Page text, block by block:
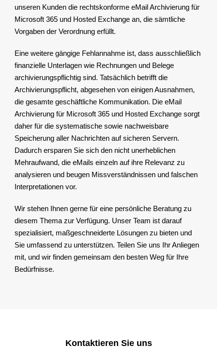
unseren Kunden die rechtskonforme eMail Archivierung für
Microsoft 365 und Hosted Exchange an, die sämtliche
Vorgaben der Verordnung erfüllt.
Eine weitere gängige Fehlannahme ist, dass ausschließlich
finanzielle Unterlagen wie Rechnungen und Belege
archivierungspflichtig sind. Tatsächlich betrifft die
Archivierungspflicht, abgesehen von einigen Ausnahmen,
die gesamte geschäftliche Kommunikation. Die eMail
Archivierung für Microsoft 365 und Hosted Exchange sorgt
daher für die systematische sowie nachweisbare
Speicherung aller Nachrichten auf sicheren Servern.
Dadurch ersparen Sie sich den nicht unerheblichen
Mehraufwand, die eMails einzeln auf ihre Relevanz zu
analysieren und beugen Missverständnissen und falschen
Interpretationen vor.
Wir stehen Ihnen gerne für eine persönliche Beratung zu
diesem Thema zur Verfügung. Unser Team ist darauf
spezialisiert, maßgeschneiderte Lösungen zu bieten und
Sie umfassend zu unterstützen. Teilen Sie uns Ihr Anliegen
mit, und wir finden gemeinsam den besten Weg für Ihre
Bedürfnisse.
Kontaktieren Sie uns